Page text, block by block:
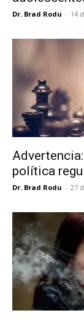
Dr. Brad Rodu - 14
política
Dr. Brad Rodu - 27